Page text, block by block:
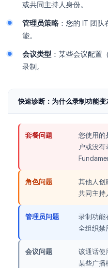
或共同主持人身份。
管理员策略 ：您的 IT 团
能。
会议类型 ：某些会议配置
录制。
快速诊断：为什么录制功能变
套餐问题
您使用的
户或没
角色问题
其他人创
共同主持
管理员问题
录制功能
全组织禁
会议问题
该通话使
某些广播